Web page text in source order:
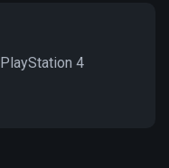
PlayStation 4